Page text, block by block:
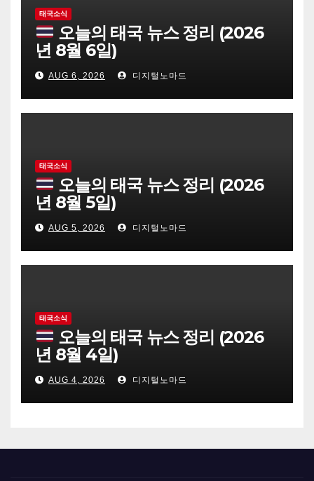
태국소식
오늘의 태국 뉴스 정리 (2026
년 8월 6일)
AUG 6, 2026 디지털노마드
태국소식
오늘의 태국 뉴스 정리 (2026
년 8월 5일)
AUG 5, 2026 디지털노마드
태국소식
오늘의 태국 뉴스 정리 (2026
년 8월 4일)
AUG 4, 2026 디지털노마드